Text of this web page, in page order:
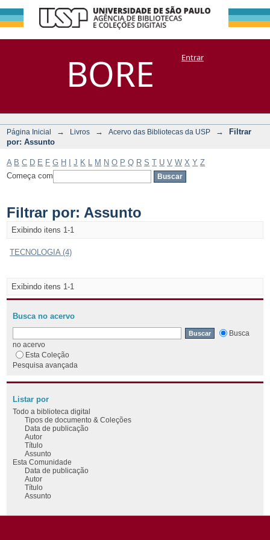
BORE
Filtrar por:
Assunto
DSpace/Manakin + CoriscoEntrar
Página Inicial → Livros → Acervo das Bibliotecas da USP →
Filtrar
por: Assunto
A B C D E F G H J K M N O P Q R S T U V W X Y Z
Começa com
Filtrar por: Assunto
Exibindo itens 1-1
TECNOLOGIA (4)
Exibindo itens 1-1
Busca no acervo
Busca
no acervo
Esta Coleção
Pesquisa avançada
Listar por
Todo a biblioteca digital
Tipos de documento & Coleções
Data de publicação
Autor
Título
Assunto
Esta Comunidade
Data de publicação
Autor
Título
Assunto